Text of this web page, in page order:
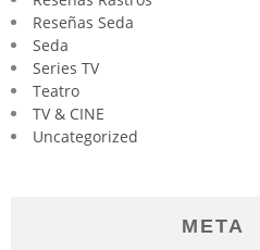
Reseñas Seda
Seda
Series TV
Teatro
TV & CINE
Uncategorized
META